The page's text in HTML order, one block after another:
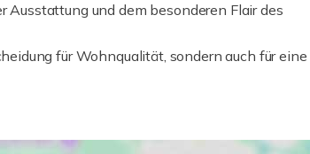
Ausstattung und dem besonderen Flair des
für Wohnqualität, sondern auch für eine